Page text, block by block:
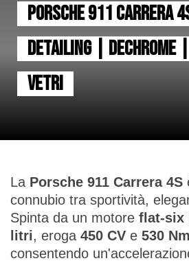
PORSCHE 911 CARRERA
DETAILING | DECHROME
VETRI
La Porsche 911 Carrera 4S
connubio tra sportività,
Spinta da un motore flat-six
litri, eroga 450 CV e 530
consentendo